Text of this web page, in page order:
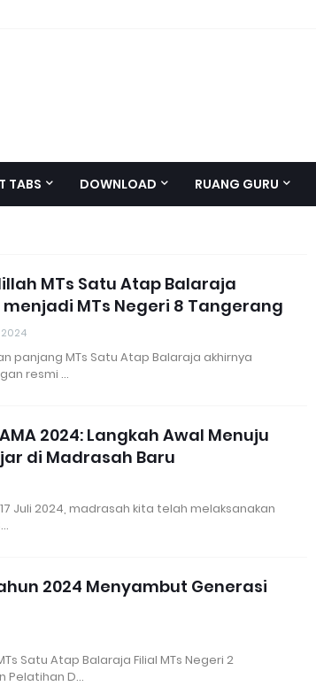
TABS DOWNLOAD RUANG GURU
MTs Satu Atap Balaraja
MTs Negeri 8 Tangerang
panjang MTs Satu Atap Balaraja akhirnya
resmi …
2024: Langkah Awal Menuju
di Madrasah Baru
Juli 2024, madrasah kita telah melaksanakan
2024 Menyambut Generasi
Satu Atap Balaraja Filial MTs Negeri 2
Pelatihan D…